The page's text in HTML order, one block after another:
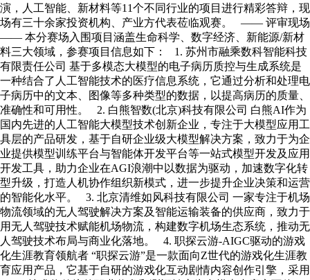
演，人工智能、新材料等11个不同行业的项目进行精彩答辩，现
场有三十余家投资机构、产业方代表莅临观赛。 —— 评审现场
—— 本分赛场入围项目涵盖生命科学、数字经济、新能源/新材
料三大领域，参赛项目信息如下： 1. 苏州市融乘数科智能科技
有限责任公司 基于多模态大模型的电子病历质控与生成系统是
一种结合了人工智能技术的医疗信息系统，它通过分析和处理电
子病历中的文本、图像等多种类型的数据，以提高病历的质量、
准确性和可用性。 2. 白熊智数(北京)科技有限公司 白熊AI作为
国内先进的人工智能大模型技术创新企业，专注于大模型应用工
具层的产品研发，基于自研企业级大模型解决方案，致力于为企
业提供模型训练平台与智能体开发平台等一站式模型开发及应用
开发工具，助力企业在AGI浪潮中以数据为驱动，加速数字化转
型升级，打造人机协作组织新模式，进一步提升企业决策和运营
的智能化水平。 3. 北京清维如风科技有限公司 一家专注于机场
物流领域的无人驾驶解决方案及智能运输装备的供应商，致力于
用无人驾驶技术赋能机场物流，构建数字机场生态系统，推动无
人驾驶技术布局与商业化落地。 4. 职探云游-AIGC驱动的游戏
化生涯教育领航者 “职探云游”是一款面向Z世代的游戏化生涯教
育应用产品，它基于自研的游戏化互动剧情内容创作引擎，采用